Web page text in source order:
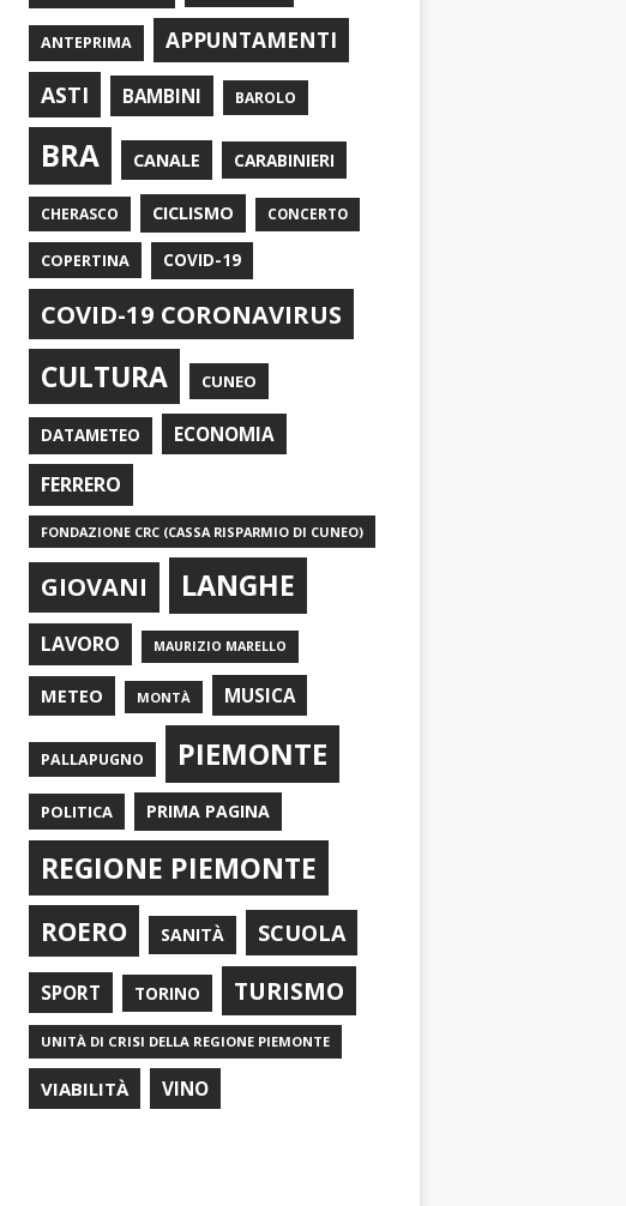
ANTEPRIMA
APPUNTAMENTI
ASTI
BAMBINI BAROLO
BRA CANALE CARABINIERI
CHERASCO CICLISMO CONCERTO
COPERTINA COVID-19
COVID-19 CORONAVIRUS
CULTURA CUNEO
DATAMETEO ECONOMIA
FERRERO
FONDAZIONE CRC (CASSA RISPARMIO DI CUNEO)
GIOVANI LANGHE
LAVORO MAURIZIO MARELLO
METEO MONTÀ MUSICA
PALLAPUGNO PIEMONTE
POLITICA PRIMA PAGINA
REGIONE PIEMONTE
ROERO SANITÀ SCUOLA
SPORT TORINO TURISMO
UNITÀ DI CRISI DELLA REGIONE PIEMONTE
VIABILITÀ VINO